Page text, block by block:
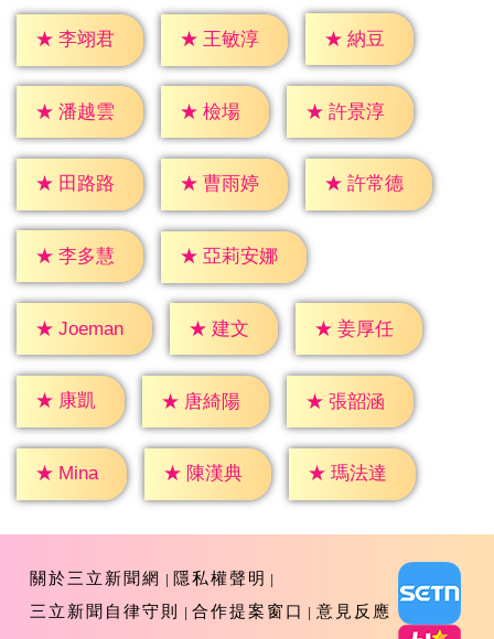
★ 李翊君 ★ 王敏淳 ★ 納豆
★ 潘越雲 ★ 檢場 ★ 許景淳
★ 田路路 ★ 曹雨婷 ★ 許常德
★ 李多慧 ★ 亞莉安娜
★ Joeman ★ 建文 ★ 姜厚任
★ 康凱 ★ 唐綺陽 ★ 張韶涵
★ Mina ★ 陳漢典 ★ 瑪法達
關於三立新聞網
隱私權聲明
三立新聞自律守則
合作提案窗口 意見反應